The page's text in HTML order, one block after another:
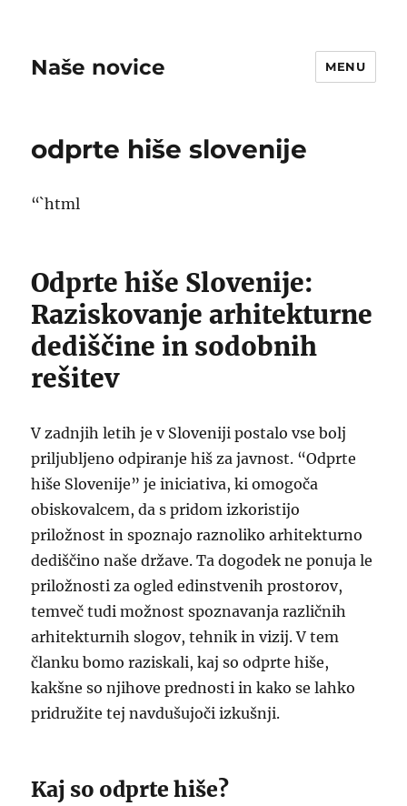
Naše novice MENU
odprte hiše slovenije
“`html
Odprte hiše Slovenije:
Raziskovanje arhitekturne
dediščine in sodobnih
rešitev
V zadnjih letih je v Sloveniji postalo vse bolj
priljubljeno odpiranje hiš za javnost. “Odprte
hiše Slovenije” je iniciativa, ki omogoča
obiskovalcem, da s pridom izkoristijo
priložnost in spoznajo raznoliko arhitekturno
dediščino naše države. Ta dogodek ne ponuja le
priložnosti za ogled edinstvenih prostorov,
temveč tudi možnost spoznavanja različnih
arhitekturnih slogov, tehnik in vizij. V tem
članku bomo raziskali, kaj so odprte hiše,
kakšne so njihove prednosti in kako se lahko
pridružite tej navdušujoči izkušnji.
Kaj so odprte hiše?